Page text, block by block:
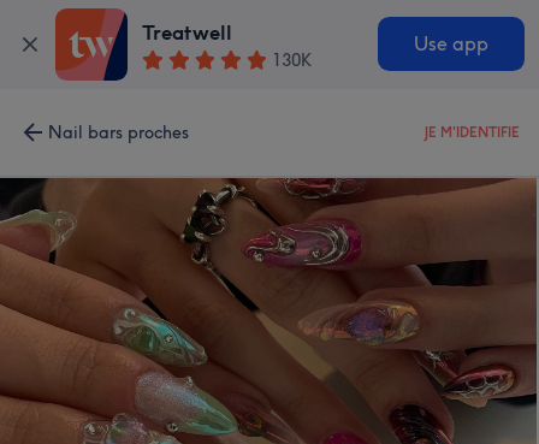
Treatwell
130K
Use app
Nail bars proches JE M'IDENTIFIE